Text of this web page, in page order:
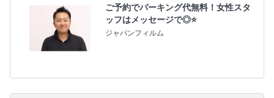
ご予約でパーキング代無料！女性スタ
ッフはメッセージで◎⭐️
ジャパンフィルム